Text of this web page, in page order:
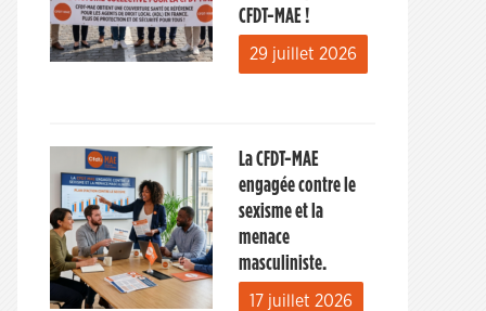
CFDT-MAE !
29 juillet 2026
La CFDT-MAE
engagée contre le
sexisme et la
menace
masculiniste.
17 juillet 2026